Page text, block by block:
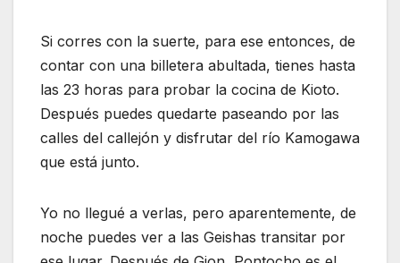
Si corres con la suerte, para ese entonces, de
contar con una billetera abultada, tienes hasta
las 23 horas para probar la cocina de Kioto.
Después puedes quedarte paseando por las
calles del callejón y disfrutar del río Kamogawa
que está junto.
Yo no llegué a verlas, pero aparentemente, de
noche puedes ver a las Geishas transitar por